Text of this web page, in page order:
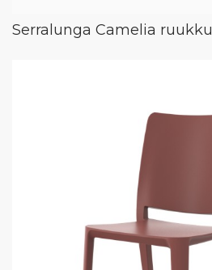
Serralunga Camelia ruukku